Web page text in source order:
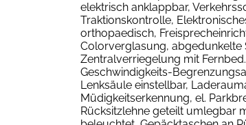
elektrisch anklappbar,
Traktionskontrolle,
orthopaedisch,
Colorverglasung, abgedunkelte
Zentralverriegelung mit
Geschwindigkeits-
Lenksäule einstellbar,
Müdigkeitserkennung, el.
Rücksitzlehne geteilt umlegbar